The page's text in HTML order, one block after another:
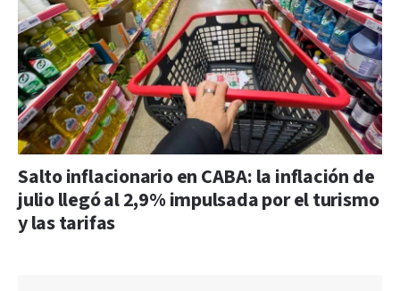
Salto inflacionario en CABA: la inflación de
julio llegó al 2,9% impulsada por el turismo
y las tarifas